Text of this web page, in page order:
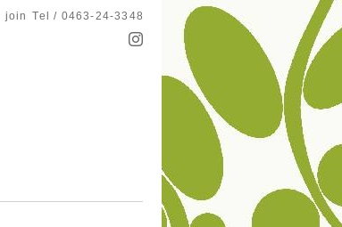
join Tel / 0463-24-3348